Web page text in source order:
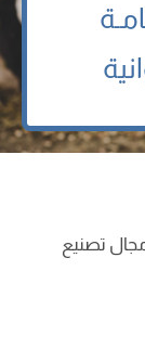
مجال تصنيع